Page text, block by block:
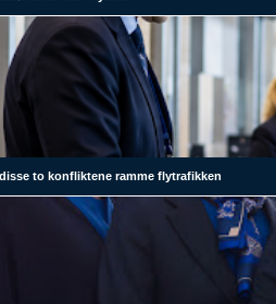
to konfliktene ramme flytrafikken